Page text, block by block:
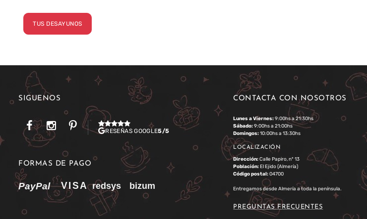
TUS DESAYUNOS
SÍGUENOS
RESEÑAS GOOGLE5/5
FORMAS DE PAGO
CONTACTA CON NOSOTROS
Lunes a Viernes:9:00hs a 21:30hs
Sábado:9:00hs a 21:00hs
Domingos:10:00hs a 13:30hs
LOCALIZACIÓN
Dirección:Calle Papiro, nº 13
Población:El Ejido (Almería)
Código postal:04700
Entregamos desde Almería a toda la península.
PREGUNTAS FRECUENTES